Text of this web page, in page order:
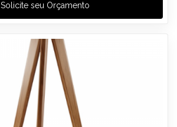
Solicite seu Orçamento